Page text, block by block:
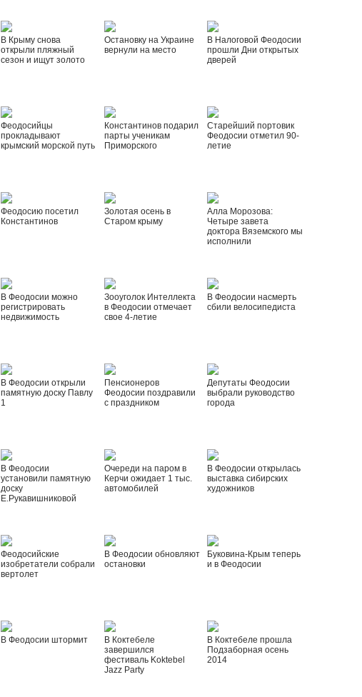
В Крыму снова
открыли пляжный
сезон и ищут золото
Остановку на Украине
вернули на место
В Налоговой Феодосии
прошли Дни открытых
дверей
Феодосийцы
прокладывают
крымский морской путь
Константинов подарил
парты ученикам
Приморского
Старейший портовик
Феодосии отметил 90-
летие
Феодосию посетил
Константинов
Золотая осень в
Старом крыму
Алла Морозова:
Четыре завета
доктора Вяземского мы
исполнили
В Феодосии можно
регистрировать
недвижимость
Зооуголок Интеллекта
в Феодосии отмечает
свое 4-летие
В Феодосии насмерть
сбили велосипедиста
В Феодосии открыли
памятную доску Павлу
1
Пенсионеров
Феодосии поздравили
с праздником
Депутаты Феодосии
выбрали руководство
города
В Феодосии
установили памятную
доску
Е.Рукавишниковой
Очереди на паром в
Керчи ожидает 1 тыс.
автомобилей
В Феодосии открылась
выставка сибирских
художников
Феодосийские
изобретатели собрали
вертолет
В Феодосии обновляют
остановки
Буковина-Крым теперь
и в Феодосии
В Феодосии штормит
В Коктебеле
завершился
фестиваль Koktebel
Jazz Party
В Коктебеле прошла
Подзаборная осень
2014